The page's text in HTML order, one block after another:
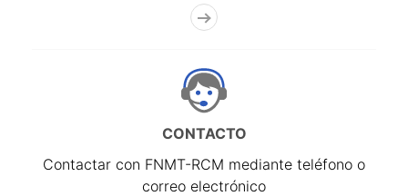
CONTACTO
Contactar con FNMT-RCM mediante teléfono o
correo electrónico